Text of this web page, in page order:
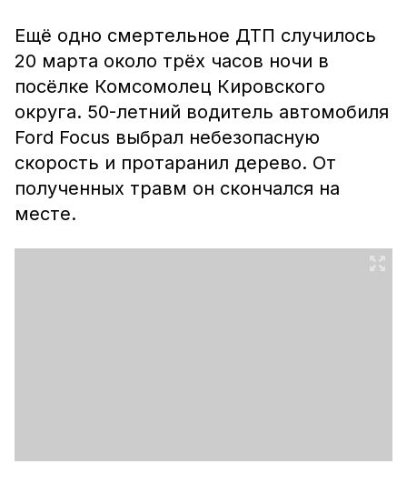
Ещё одно смертельное ДТП случилось
20 марта около трёх часов ночи в
посёлке Комсомолец Кировского
округа. 50-летний водитель автомобиля
Ford Focus выбрал небезопасную
скорость и протаранил дерево. От
полученных травм он скончался на
месте.